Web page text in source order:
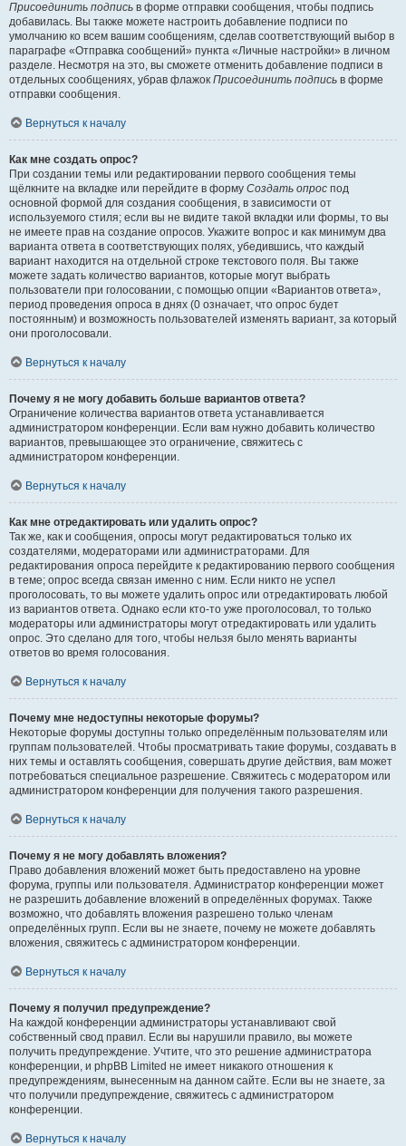
Присоединить подпись в форме отправки сообщения, чтобы подпись
добавилась. Вы также можете настроить добавление подписи по
умолчанию ко всем вашим сообщениям, сделав соответствующий выбор в
параграфе «Отправка сообщений» пункта «Личные настройки» в личном
разделе. Несмотря на это, вы сможете отменить добавление подписи в
отдельных сообщениях, убрав флажок Присоединить подпись в форме
отправки сообщения.
Вернуться к началу
Как мне создать опрос?
При создании темы или редактировании первого сообщения темы
щёлкните на вкладке или перейдите в форму Создать опрос под
основной формой для создания сообщения, в зависимости от
используемого стиля; если вы не видите такой вкладки или формы, то вы
не имеете прав на создание опросов. Укажите вопрос и как минимум два
варианта ответа в соответствующих полях, убедившись, что каждый
вариант находится на отдельной строке текстового поля. Вы также
можете задать количество вариантов, которые могут выбрать
пользователи при голосовании, с помощью опции «Вариантов ответа»,
период проведения опроса в днях (0 означает, что опрос будет
постоянным) и возможность пользователей изменять вариант, за который
они проголосовали.
Вернуться к началу
Почему я не могу добавить больше вариантов ответа?
Ограничение количества вариантов ответа устанавливается
администратором конференции. Если вам нужно добавить количество
вариантов, превышающее это ограничение, свяжитесь с
администратором конференции.
Вернуться к началу
Как мне отредактировать или удалить опрос?
Так же, как и сообщения, опросы могут редактироваться только их
создателями, модераторами или администраторами. Для
редактирования опроса перейдите к редактированию первого сообщения
в теме; опрос всегда связан именно с ним. Если никто не успел
проголосовать, то вы можете удалить опрос или отредактировать любой
из вариантов ответа. Однако если кто-то уже проголосовал, то только
модераторы или администраторы могут отредактировать или удалить
опрос. Это сделано для того, чтобы нельзя было менять варианты
ответов во время голосования.
Вернуться к началу
Почему мне недоступны некоторые форумы?
Некоторые форумы доступны только определённым пользователям или
группам пользователей. Чтобы просматривать такие форумы, создавать в
них темы и оставлять сообщения, совершать другие действия, вам может
потребоваться специальное разрешение. Свяжитесь с модератором или
администратором конференции для получения такого разрешения.
Вернуться к началу
Почему я не могу добавлять вложения?
Право добавления вложений может быть предоставлено на уровне
форума, группы или пользователя. Администратор конференции может
не разрешить добавление вложений в определённых форумах. Также
возможно, что добавлять вложения разрешено только членам
определённых групп. Если вы не знаете, почему не можете добавлять
вложения, свяжитесь с администратором конференции.
Вернуться к началу
Почему я получил предупреждение?
На каждой конференции администраторы устанавливают свой
собственный свод правил. Если вы нарушили правило, вы можете
получить предупреждение. Учтите, что это решение администратора
конференции, и phpBB Limited не имеет никакого отношения к
предупреждениям, вынесенным на данном сайте. Если вы не знаете, за
что получили предупреждение, свяжитесь с администратором
конференции.
Вернуться к началу